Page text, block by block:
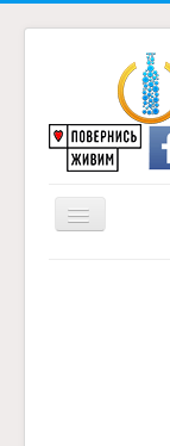
Перемикач
навігації